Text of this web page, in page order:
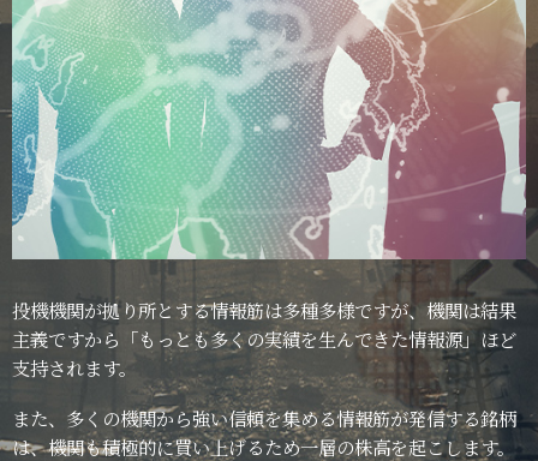
投機機関が拠り所とする情報筋は多種多様ですが、機関は結果
主義ですから「もっとも多くの実績を生んできた情報源」ほど
支持されます。
また、多くの機関から強い信頼を集める情報筋が発信する銘柄
は、機関も積極的に買い上げるため一層の株高を起こします。